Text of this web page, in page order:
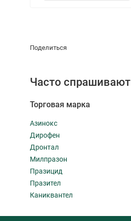
Поделиться
Часто спрашивают
Торговая марка
Азинокс
Дирофен
Дронтал
Милпразон
Празицид
Празител
Каниквантел